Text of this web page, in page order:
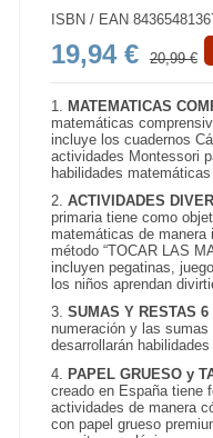
ISBN / EAN
19,94 € 20,99 €
1. MATEMATICAS
matemáticas
incluye los cuadernos
actividades Montessori
habilidades
2. ACTIVIDADES
primaria tiene como
matemáticas de
método “TOCAR LAS
incluyen pegatinas,
los niños aprendan
3. SUMAS Y RESTAS 6
numeración y las
desarrollarán
4.
PAPEL GRUESO y
creado en España tiene
actividades de manera
con papel grueso